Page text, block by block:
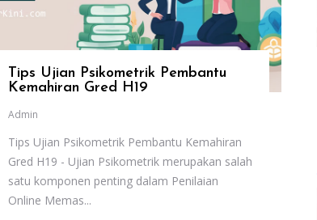
Tips Ujian Psikometrik Pembantu
Kemahiran Gred H19
Admin
Tips Ujian Psikometrik Pembantu Kemahiran
Gred H19 - Ujian Psikometrik merupakan salah
satu komponen penting dalam Penilaian
Online Memas...